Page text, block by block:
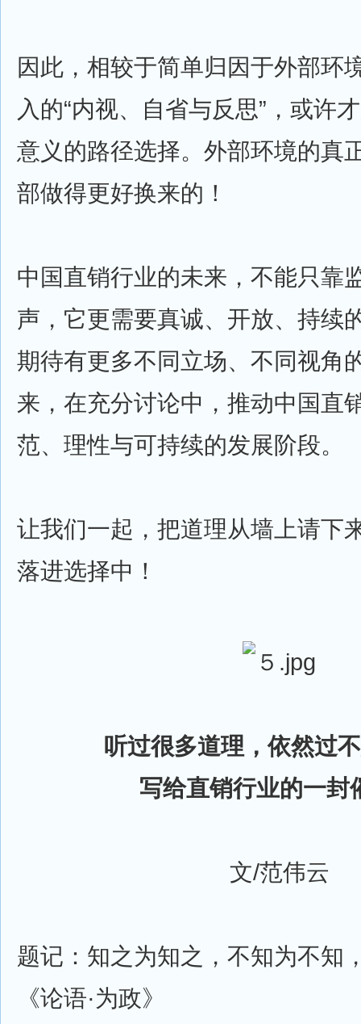
因此，相较于简单归因于外部环
入的“内视、自省与反思”，或许
意义的路径选择。外部环境的真
部做得更好换来的！
中国直销行业的未来，不能只靠
声，它更需要真诚、开放、持续
期待有更多不同立场、不同视角
来，在充分讨论中，推动中国直
范、理性与可持续的发展阶段。
让我们一起，把道理从墙上请下
落进选择中！
听过很多道理，依然过
写给直销行业的一封
文/范伟云
题记：知之为知之，不知为不
《论语·为政》